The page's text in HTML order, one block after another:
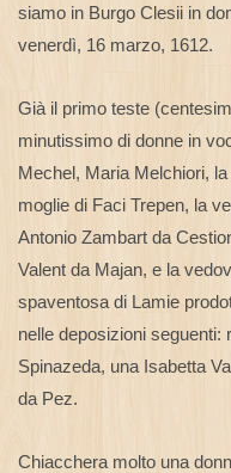
siamo in Burgo Clesii in
venerdì, 16 marzo, 1612.
Già il primo teste
minutissimo di donne in
Mechel, Maria Melchiori,
moglie di Faci Trepen, la
Antonio Zambart da
Valent da Majan, e la
spaventosa di Lamie
nelle deposizioni seguenti:
Spinazeda, una Isabetta
da Pez.
Chiacchera molto una